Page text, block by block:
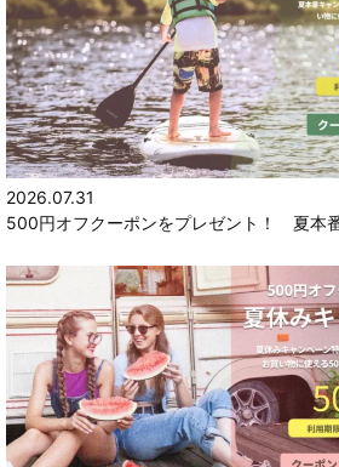
2026.07.31
500円オフクーポンをプレゼント！ 夏本